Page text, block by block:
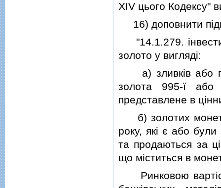
XIV цього Кодексу"
16) доповнити
"14.1.279.
золото у виглядi:
а) зливкiв або
золота 995-ї
представлене в
б) золотих монет
року, якi є або
та продаються за
що мiститься в
Ринковою